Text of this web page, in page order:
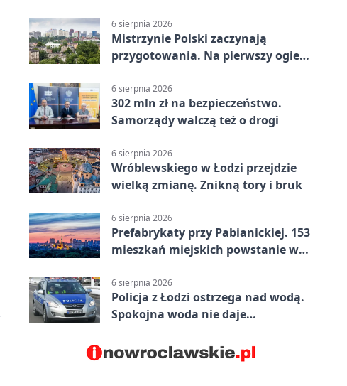
6 sierpnia 2026
Mistrzynie Polski zaczynają
przygotowania. Na pierwszy ogień
6 sierpnia 2026
302 mln zł na bezpieczeństwo.
Samorządy walczą też o drogi
6 sierpnia 2026
Wróblewskiego w Łodzi przejdzie
wielką zmianę. Znikną tory i bruk
6 sierpnia 2026
Prefabrykaty przy Pabianickiej. 153
mieszkań miejskich powstanie w
6 sierpnia 2026
Policja z Łodzi ostrzega nad wodą.
Spokojna woda nie daje